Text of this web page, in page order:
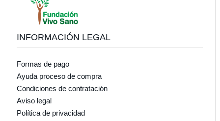
INFORMACIÓN LEGAL
Formas de pago
Ayuda proceso de compra
Condiciones de contratación
Aviso legal
Política de privacidad